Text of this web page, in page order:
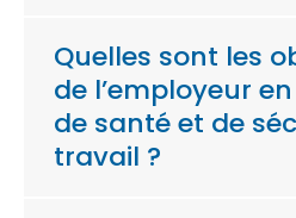
Quelles sont les
de l’employeur
de santé et de
travail ?